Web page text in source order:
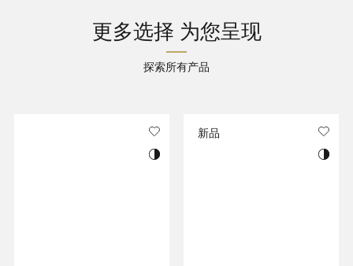
更多选择 为您呈现
探索所有产品
新品